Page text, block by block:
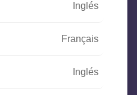
su proyecto
se pondrán en
Inglés
Français
Inglés